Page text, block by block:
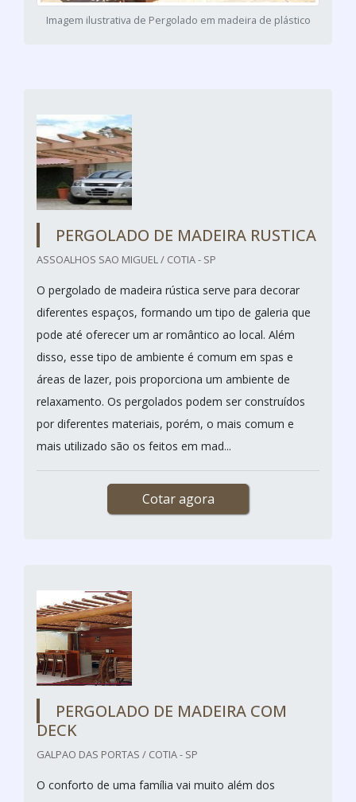
Imagem ilustrativa de Pergolado em madeira de plástico
PERGOLADO DE MADEIRA RUSTICA
ASSOALHOS SAO MIGUEL / COTIA - SP
O pergolado de madeira rústica serve para decorar
diferentes espaços, formando um tipo de galeria que
pode até oferecer um ar romântico ao local. Além
disso, esse tipo de ambiente é comum em spas e
áreas de lazer, pois proporciona um ambiente de
relaxamento. Os pergolados podem ser construídos
por diferentes materiais, porém, o mais comum e
mais utilizado são os feitos em mad...
Cotar agora
PERGOLADO DE MADEIRA COM
DECK
GALPAO DAS PORTAS / COTIA - SP
O conforto de uma família vai muito além dos